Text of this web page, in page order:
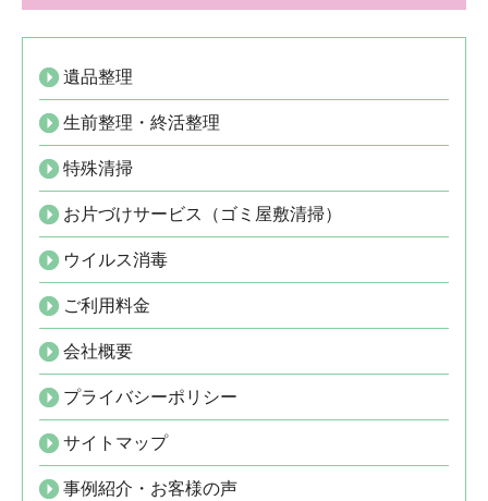
遺品整理
生前整理・終活整理
特殊清掃
お片づけサービス（ゴミ屋敷清掃）
ウイルス消毒
ご利用料金
会社概要
プライバシーポリシー
サイトマップ
事例紹介・お客様の声